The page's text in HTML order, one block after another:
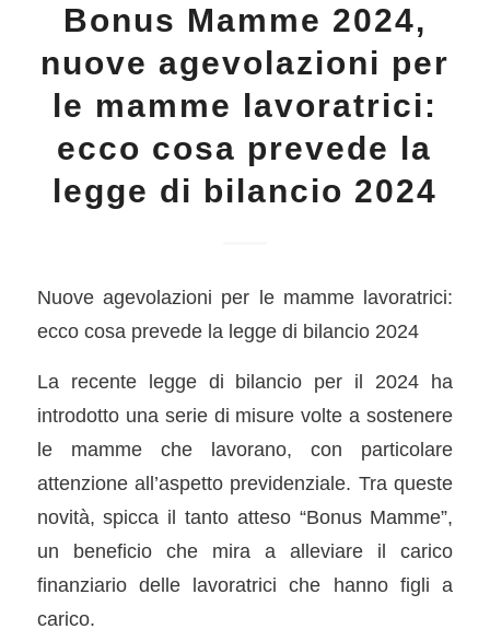
Bonus Mamme 2024,
nuove agevolazioni per
le mamme lavoratrici:
ecco cosa prevede la
legge di bilancio 2024
Nuove agevolazioni per le mamme lavoratrici:
ecco cosa prevede la legge di bilancio 2024
La recente legge di bilancio per il 2024 ha
introdotto una serie di misure volte a sostenere
le mamme che lavorano, con particolare
attenzione all’aspetto previdenziale. Tra queste
novità, spicca il tanto atteso “Bonus Mamme”,
un beneficio che mira a alleviare il carico
finanziario delle lavoratrici che hanno figli a
carico.